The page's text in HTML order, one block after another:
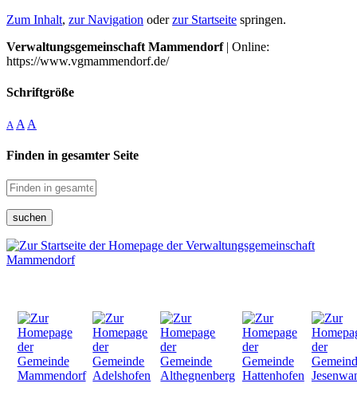
Zum Inhalt, zur Navigation oderzur Startseite springen.
Verwaltungsgemeinschaft Mammendorf| Online:
https://www.vgmammendorf.de/
Schriftgröße
A A A
Finden in gesamter Seite
suchen